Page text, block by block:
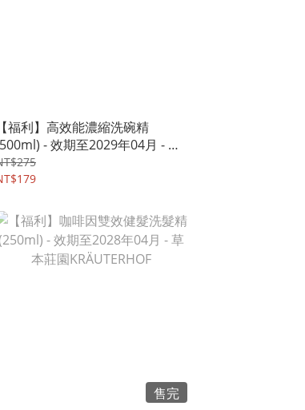
【福利】高效能濃縮洗碗精
- 效期至2029年04月 - 義
利綠森活VERDE ORIZZONTE
售完